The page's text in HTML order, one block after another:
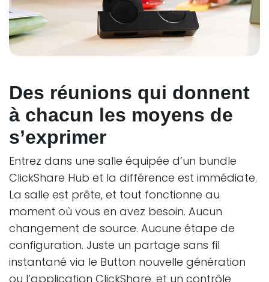
Des réunions qui donnent
à chacun les moyens de
s’exprimer
Entrez dans une salle équipée d’un bundle
ClickShare Hub et la différence est immédiate.
La salle est prête, et tout fonctionne au
moment où vous en avez besoin. Aucun
changement de source. Aucune étape de
configuration. Juste un partage sans fil
instantané via le Button nouvelle génération
ou l’application ClickShare, et un contrôle